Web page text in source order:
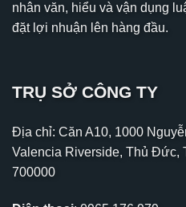
nhân văn, hiểu và vận dụng
đặt lợi nhuận lên hàng đầu.
TRỤ SỞ CÔNG TY
Địa chỉ: Căn A10, 1000
Valencia Riverside, Thủ Đức,
700000